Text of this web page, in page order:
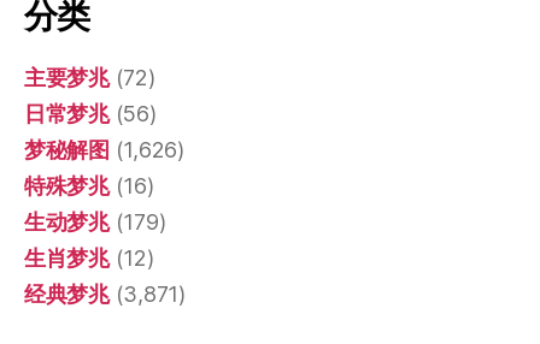
分类
主要梦兆(72)
日常梦兆(56)
梦秘解图 (1,626)
特殊梦兆(16)
生动梦兆(179)
生肖梦兆(12)
经典梦兆(3,871)